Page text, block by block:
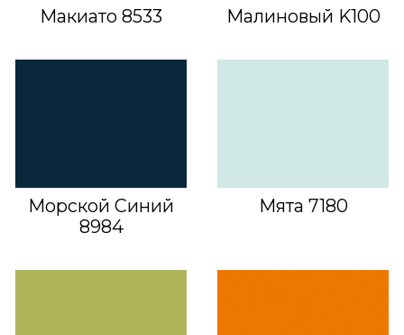
Макиато 8533 Малиновый K100
Морской Синий
8984
Мята 7180